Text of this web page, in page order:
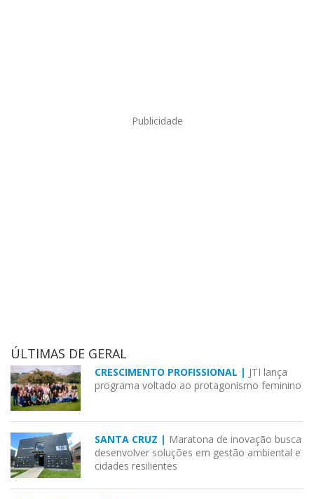
Publicidade
ÚLTIMAS DE GERAL
CRESCIMENTO PROFISSIONAL | JTI lança
programa voltado ao protagonismo feminino
SANTA CRUZ | Maratona de inovação busca
desenvolver soluções em gestão ambiental e
cidades resilientes